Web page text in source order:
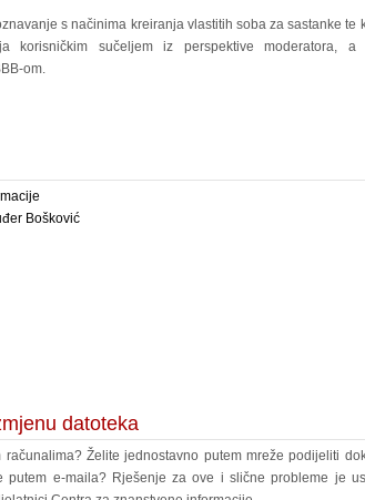
s načinima kreiranja vlastitih soba za sastanke te
korisničkim sučeljem iz perspektive moderatora,
om.
Bošković
datoteka
Želite jednostavno putem mreže podijeliti
putem e-maila? Rješenje za ove i slične probleme je